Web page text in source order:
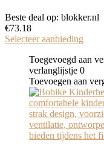
Beste deal op: blokker.nl
€73.18
Selecteer aanbieding
Toegevoegd aan
verlanglijstje 0
Toevoegen aan